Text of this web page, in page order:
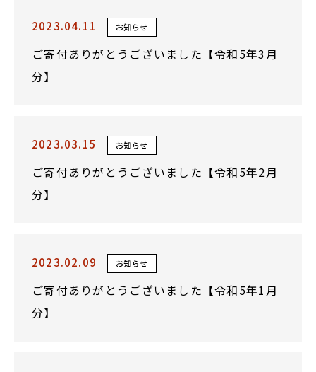
2023.04.11 お知らせ
ご寄付ありがとうございました【令和5年3月
分】
2023.03.15 お知らせ
ご寄付ありがとうございました【令和5年2月
分】
2023.02.09 お知らせ
ご寄付ありがとうございました【令和5年1月
分】